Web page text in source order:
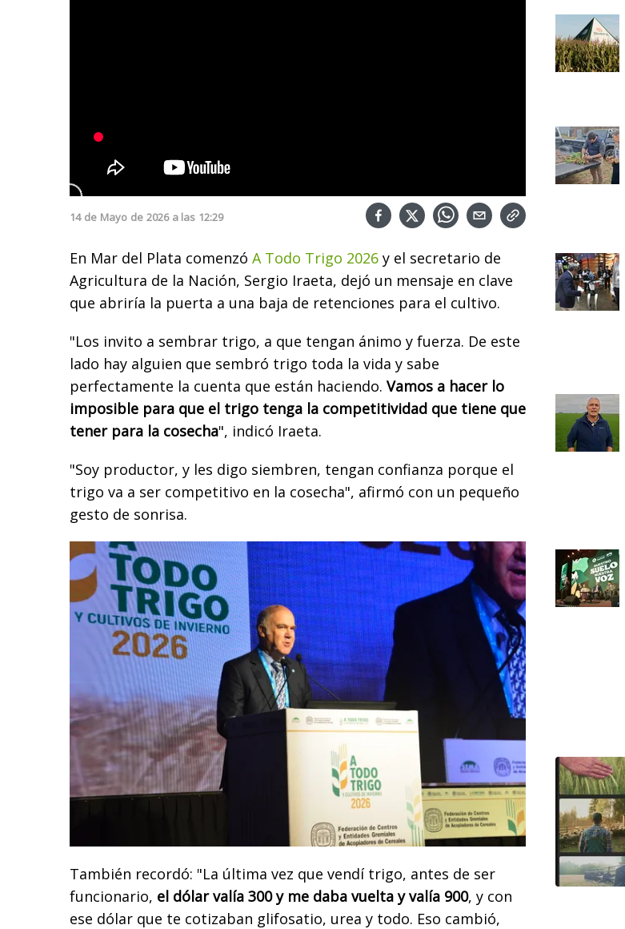
14 de Mayo de 2026 a las 12:29
En Mar del Plata comenzó A Todo Trigo 2026 y el secretario de
Agricultura de la Nación, Sergio Iraeta, dejó un mensaje en clave
que abriría la puerta a una baja de retenciones para el cultivo.
"Los invito a sembrar trigo, a que tengan ánimo y fuerza. De este
lado hay alguien que sembró trigo toda la vida y sabe
perfectamente la cuenta que están haciendo. Vamos a hacer lo
imposible para que el trigo tenga la competitividad que tiene que
tener para la cosecha", indicó Iraeta.
"Soy productor, y les digo siembren, tengan confianza porque el
trigo va a ser competitivo en la cosecha", afirmó con un pequeño
gesto de sonrisa.
También recordó: "La última vez que vendí trigo, antes de ser
funcionario, el dólar valía 300 y me daba vuelta y valía 900, y con
ese dólar que te cotizaban glifosatio, urea y todo. Eso cambió,